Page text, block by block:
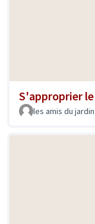
S'approprier
les amis du